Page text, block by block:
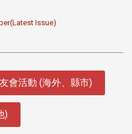
Issue)
會活動 (海外、縣市)
)